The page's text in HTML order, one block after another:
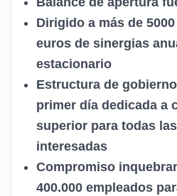
Dirigido a más de
euros de sinergias
estacionario
Estructura de
primer día dedicada a
superior para todas
interesadas
Compromiso
400.000 empleados